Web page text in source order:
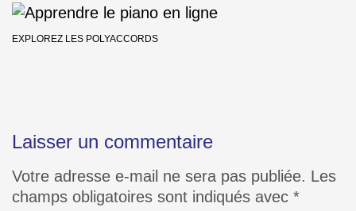
EXPLOREZ LES POLYACCORDS
Laisser un commentaire
Votre adresse e-mail ne sera pas publiée. Les
champs obligatoires sont indiqués avec *